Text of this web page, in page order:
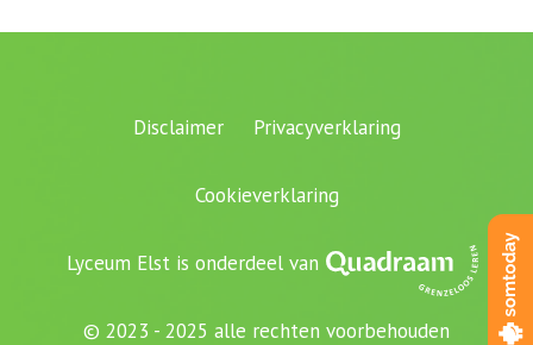
Disclaimer Privacyverklaring
Cookieverklaring
Lyceum Elst is onderdeel van
© 2023 - 2025 alle rechten voorbehouden